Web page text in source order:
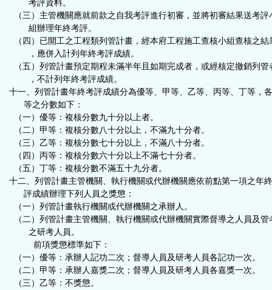
考評資料。
（三）主管機關應就前款之自我考評進行初審，並將初審結果送考評
組辦理年終考評。
（四）已開工之工程類列管計畫，經本府工程施工查核小組查核之結
，應併入計列年終考評成績。
（五）列管計畫預定期程未滿半年且如期完成者，或經核定撤銷列管
，不計列年終考評成績。
十一、列管計畫年終考評成績分為優等、甲等、乙等、丙等、丁等，
等之分數如下：
（一）優等：複核分數九十分以上者。
（二）甲等：複核分數八十分以上，不滿九十分者。
（三）乙等：複核分數七十分以上，不滿八十分者。
（四）丙等：複核分數六十分以上不滿七十分者。
（五）丁等：複核分數不滿五十九分者。
十二、列管計畫主管機關、執行機關或代辦機關應依前點第一項之年
評成績辦理下列人員之獎懲：
（一）列管計畫執行機關或代辦機關之承辦人。
（二）列管計畫主管機關、執行機關或代辦機關實際督導之人員及管
之研考人員。
前項獎懲標準如下：
（一）優等：承辦人記功二次；督導人員及研考人員各記功一次。
（二）甲等：承辦人嘉獎二次；督導人員及研考人員各嘉獎一次。
（三）乙等：不獎懲。